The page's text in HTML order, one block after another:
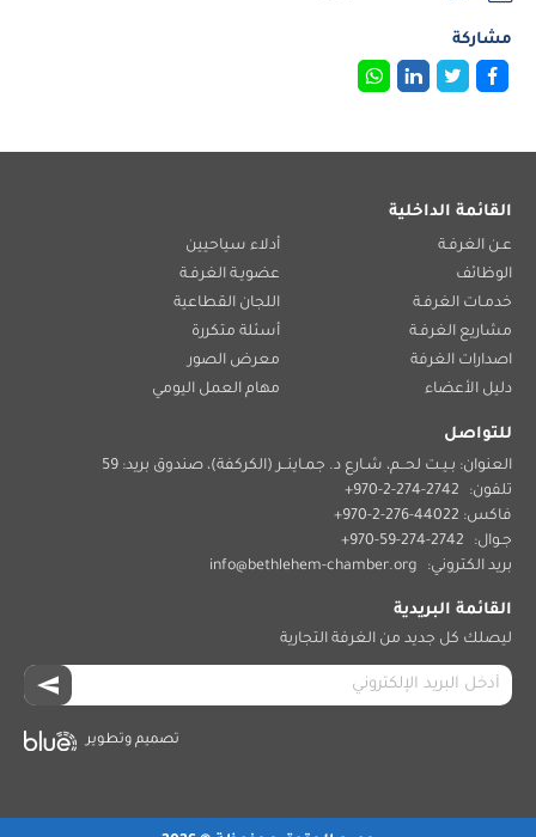
مشاركة
القائمة الداخلية
عـن الغرفـة
أدلاء سياحيين
الوظائف
عضويـة الغرفـة
خدمـات الغرفـة
اللجان القطاعية
مشاريع الغرفـة
أسئلة متكررة
اصدارات الغرفة
معرض الصور
دليل الأعضاء
مهام العمل اليومي
للتواصل
العنوان: بـيـت لحــم، شـارع د. جمـاينــر (الكركفة)، صندوق بريد: 59
تلفون:
2742-274-2-970+
فاكس: 44022-276-2-970+
جـوال:
2742-274-59-970+
بريد الكتروني:
info@bethlehem-chamber.org
القائمة البريدية
ليصلك كل جديد من الغرفة التجارية
تصميم وتطوير